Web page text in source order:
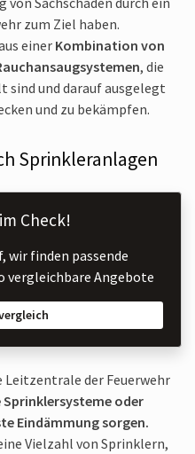
zum Ziel haben.
einer Kombination von
, die
sind und darauf ausgelegt
und zu bekämpfen.
Sprinkleranlagen
Check!
wir finden passende
vergleichbare Angebote
Leitzentrale der Feuerwehr
Sprinkler­systeme oder
Eindämmung sorgen.
Vielzahl von Sprinklern,